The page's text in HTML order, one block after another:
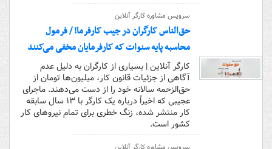
سرویس مشاوره کارگر آنلاین
حق‌الناس کارگران در جیب کارفرما! / فرمول
محاسبه پایه سنوات که کارفرمایان مخفی می‌کنند
کارگر آنلاین | بسیاری از کارگران به دلیل عدم
آگاهی از جزئیات قانون کار، میلیون‌ها تومان از
حق‌الزحمه سالانه خود را از دست می‌دهند. ماجرای
عجیبی که اخیراً درباره یک کارگر با ۱۳ سال سابقه
کار منتشر شده، زنگ خطری برای تمام نیروهای کار
کشور است.